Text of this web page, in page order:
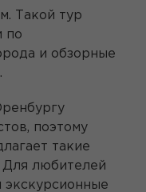
Такой тур
по
и обзорные
поэтому
такие
Для любителей
экскурсионные